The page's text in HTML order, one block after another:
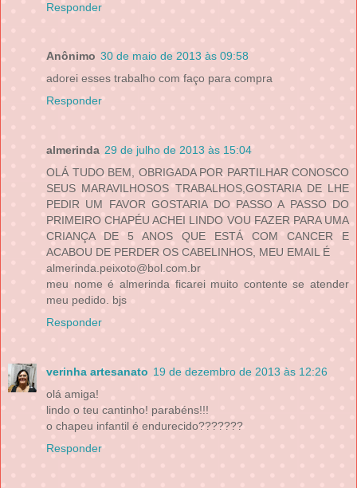
Responder
Anônimo 30 de maio de 2013 às 09:58
adorei esses trabalho com faço para compra
Responder
almerinda 29 de julho de 2013 às 15:04
OLÁ TUDO BEM, OBRIGADA POR PARTILHAR CONOSCO
SEUS MARAVILHOSOS TRABALHOS,GOSTARIA DE LHE
PEDIR UM FAVOR GOSTARIA DO PASSO A PASSO DO
PRIMEIRO CHAPÉU ACHEI LINDO VOU FAZER PARA UMA
CRIANÇA DE 5 ANOS QUE ESTÁ COM CANCER E
ACABOU DE PERDER OS CABELINHOS, MEU EMAIL É
almerinda.peixoto@bol.com.br
meu nome é almerinda ficarei muito contente se atender
meu pedido. bjs
Responder
verinha artesanato 19 de dezembro de 2013 às 12:26
olá amiga!
lindo o teu cantinho! parabéns!!!
o chapeu infantil é endurecido???????
Responder